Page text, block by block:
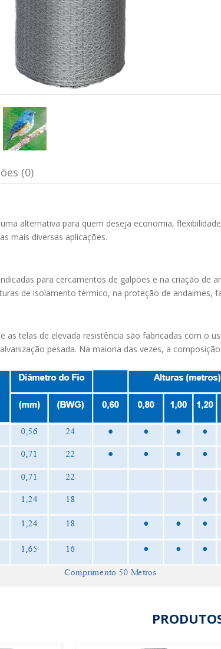
(0)
alternativa para quem deseja economia,
mais diversas aplicações.
para cercamentos de galpões e na criação de
de isolamento térmico, na proteção de andaimes,
as telas de elevada resistência são fabricadas com o
pesada. Na maioria das vezes, a